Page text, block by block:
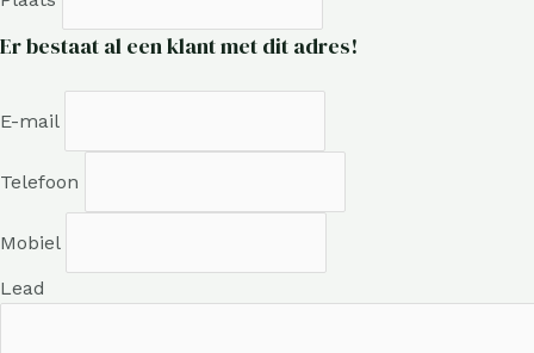
Er bestaat al een klant met dit adres!
E-mail
Telefoon
Mobiel
Lead